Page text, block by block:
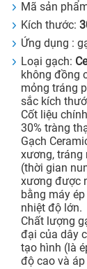
Mã sản
Kích thước:
Ứng dụng :
Loại gạch:
không đồng
mỏng tráng
sắc kích
Cốt liệu
30% tràng
Gạch
xương, tráng
(thời gian
xương được
bằng máy
nhiệt độ lớn.
Chất lượng
đại của dây
tạo hình (là
độ cao và